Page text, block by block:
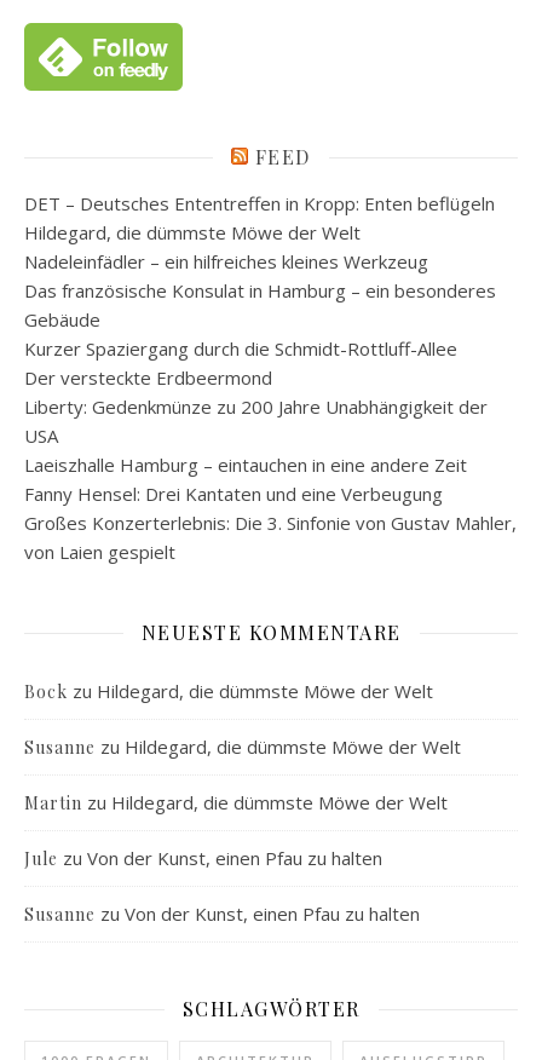
FEED
DET – Deutsches Ententreffen in Kropp: Enten beflügeln
Hildegard, die dümmste Möwe der Welt
Nadeleinfädler – ein hilfreiches kleines Werkzeug
Das französische Konsulat in Hamburg – ein besonderes
Gebäude
Kurzer Spaziergang durch die Schmidt-Rottluff-Allee
Der versteckte Erdbeermond
Liberty: Gedenkmünze zu 200 Jahre Unabhängigkeit der
USA
Laeiszhalle Hamburg – eintauchen in eine andere Zeit
Fanny Hensel: Drei Kantaten und eine Verbeugung
Großes Konzerterlebnis: Die 3. Sinfonie von Gustav Mahler,
von Laien gespielt
NEUESTE KOMMENTARE
Bock zu Hildegard, die dümmste Möwe der Welt
Susanne zu Hildegard, die dümmste Möwe der Welt
Martin zu Hildegard, die dümmste Möwe der Welt
Jule zu Von der Kunst, einen Pfau zu halten
Susanne zu Von der Kunst, einen Pfau zu halten
SCHLAGWÖRTER